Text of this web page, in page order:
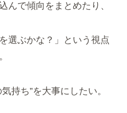
んで傾向をまとめたり、
選ぶかな？」という視点
持ち”を大事にしたい。